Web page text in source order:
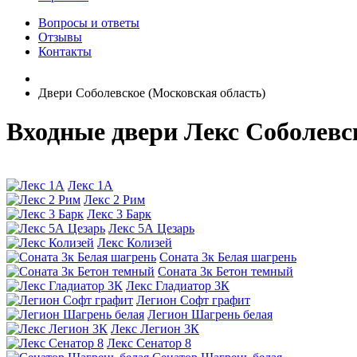
Вопросы и ответы
Отзывы
Контакты
Двери Соболевское (Московская область)
Входные двери Лекс
Лекс 1А
Лекс 2 Рим
Лекс 3 Барк
Лекс 5А Цезарь
Лекс Колизей
Соната 3к Белая шагрень
Соната 3к Бетон темный
Лекс Гладиатор 3К
Легион Софт графит
Легион Шагрень белая
Лекс Легион 3К
Лекс Сенатор 8